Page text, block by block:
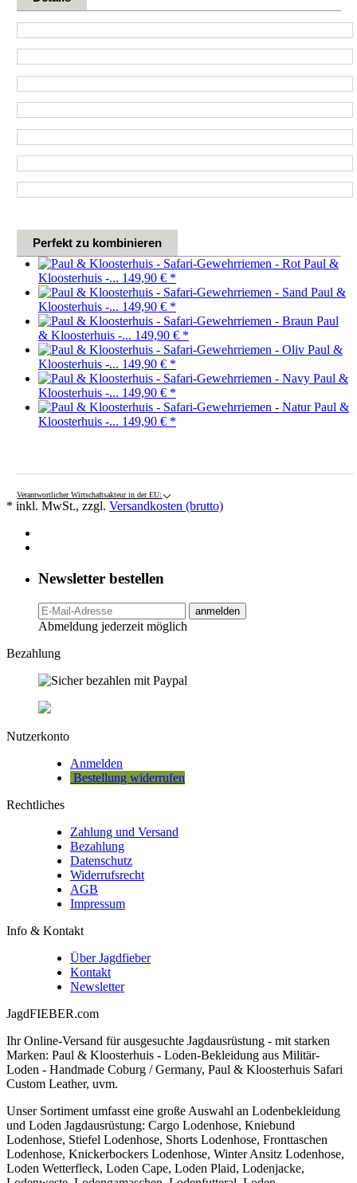
Perfekt zu kombinieren
Paul &
Kloosterhuis -... 149,90 € *
Paul &
Kloosterhuis -... 149,90 € *
Paul
& Kloosterhuis -... 149,90 € *
Paul &
Kloosterhuis -... 149,90 € *
Paul &
Kloosterhuis -... 149,90 € *
Paul &
Kloosterhuis -... 149,90 € *
Verantwortlicher Wirtschaftsakteur in der EU:
* inkl. MwSt., zzgl. Versandkosten (brutto)
Newsletter bestellen
anmelden
Abmeldung jederzeit möglich
Bezahlung
Nutzerkonto
Anmelden
Bestellung widerrufen
Rechtliches
Zahlung und Versand
Bezahlung
Datenschutz
Widerrufsrecht
AGB
Impressum
Info & Kontakt
Über Jagdfieber
Kontakt
Newsletter
JagdFIEBER.com
Ihr Online-Versand für ausgesuchte Jagdausrüstung - mit starken
Marken: Paul & Kloosterhuis - Loden-Bekleidung aus Militär-
Loden - Handmade Coburg / Germany, Paul & Kloosterhuis Safari
Custom Leather, uvm.
Unser Sortiment umfasst eine große Auswahl an Lodenbekleidung
und Loden Jagdausrüstung: Cargo Lodenhose, Kniebund
Lodenhose, Stiefel Lodenhose, Shorts Lodenhose, Fronttaschen
Lodenhose, Knickerbockers Lodenhose, Winter Ansitz Lodenhose,
Loden Wetterfleck, Loden Cape, Loden Plaid, Lodenjacke,